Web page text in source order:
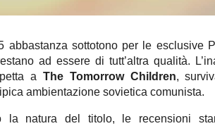
abbastanza sottotono per le esclusive
ad essere di tutt’altra qualità.
a The Tomorrow Children,
ambientazione sovietica comunista.
la natura del titolo, le recensioni